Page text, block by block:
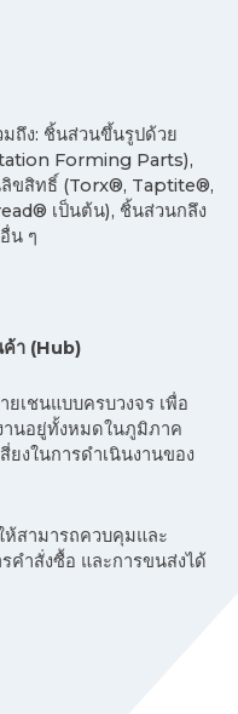
มถึง: ชิ้นส่วนขึ้นรูปด้วย
Forming Parts),
ขสิทธิ์ (Torx®, Taptite®,
เป็นต้น), ชิ้นส่วนกลึง
น ๆ
ค้า (Hub)
ยเชนแบบครบวงจร เพื่อ
นอยู่ทั้งหมดในภูมิภาค
ยงในการดำเนินงานของ
ห้สามารถควบคุมและ
คำสั่งซื้อ และการขนส่งได้